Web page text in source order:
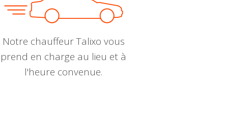
Notre chauffeur Talixo vous
prend en charge au lieu et à
l'heure convenue.